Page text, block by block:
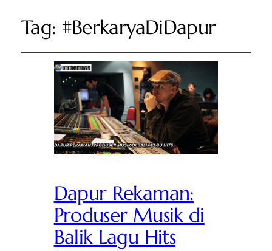
Tag: #BerkaryaDiDapur
Dapur Rekaman:
Produser Musik di
Balik Lagu Hits